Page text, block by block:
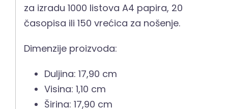
za izradu 1000 listova A4 papira, 20
časopisa ili 150 vrećica za nošenje.
Dimenzije proizvoda:
Duljina: 17,90 cm
Visina: 1,10 cm
Širina: 17,90 cm